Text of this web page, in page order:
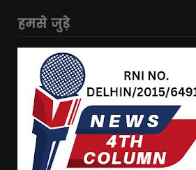
हमसे जुड़े